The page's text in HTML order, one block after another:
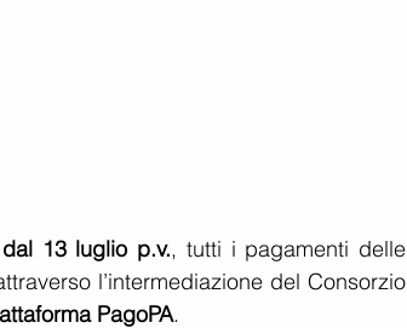
13 luglio p.v., tutti i pagamenti delle
l’intermediazione del Consorzio
PagoPA.